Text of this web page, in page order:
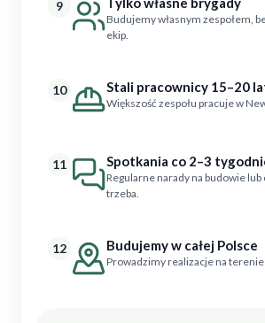
9
Budujemy własnym zespołem,
ekip.
10 Stali pracownicy 15–20
Większość zespołu pracuje w
11 Spotkania co 2–3
Regularne narady na budowie lub
trzeba.
12 Budujemy w całej Polsce
Prowadzimy realizacje na terenie